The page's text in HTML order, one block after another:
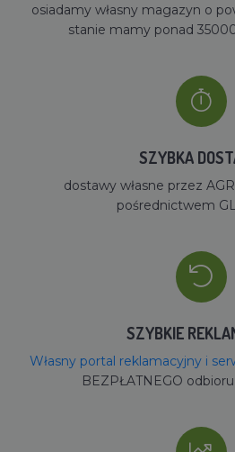
osiadamy własny magazyn o
stanie mamy ponad
SZYBKA
dostawy własne przez
pośrednictwem
SZYBKIE
Własny portal reklamacyjny i
BEZPŁATNEGO